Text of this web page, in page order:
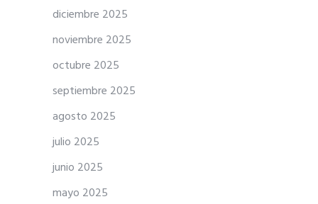
diciembre 2025
noviembre 2025
octubre 2025
septiembre 2025
agosto 2025
julio 2025
junio 2025
mayo 2025